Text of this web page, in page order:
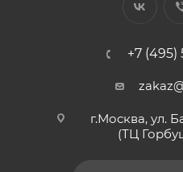
+7 (495)
г.Москва, ул.
(ТЦ